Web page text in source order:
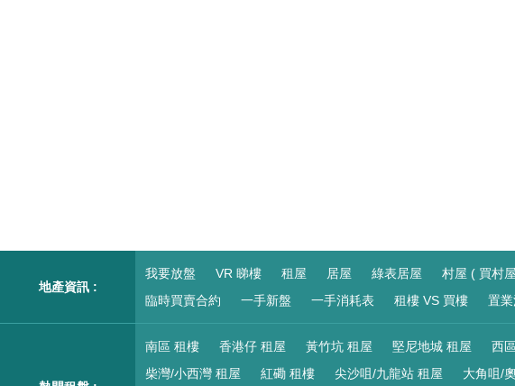
地產資訊 :
我要放盤 VR 睇樓 租屋 居屋 綠表居屋 村屋 ( 買村
臨時買賣合約
一手新盤 一手消耗表 租樓 VS 買樓 置
南區 租樓 香港仔 租屋 黃竹坑 租屋 堅尼地城 租屋 西
柴灣/小西灣 租屋
紅磡 租樓 尖沙咀/九龍站 租屋 大角咀/